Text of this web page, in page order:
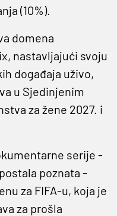
(10%).
domena
nastavljajući svoju
događaja uživo,
u Sjedinjenim
za žene 2027. i
serije -
poznata -
za FIFA-u, koja je
za prošla